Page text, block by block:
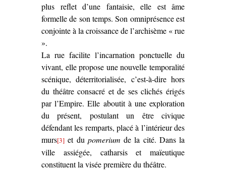
plus reflet d’une fantaisie, elle est âme
formelle de son temps. Son omniprésence est
conjointe à la croissance de l’archisème « rue
».
La rue facilite l’incarnation ponctuelle du
vivant, elle propose une nouvelle temporalité
scénique, déterritorialisée, c’est-à-dire hors
du théâtre consacré et de ses clichés érigés
par l’Empire. Elle aboutit à une exploration
du présent, postulant un être civique
défendant les remparts, placé à l’intérieur des
murs[3] et du pomerium de la cité. Dans la
ville assiégée, catharsis et maïeutique
constituent la visée première du théâtre.